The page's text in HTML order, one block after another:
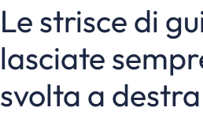
Le strisce di
lasciate
svolta a destra